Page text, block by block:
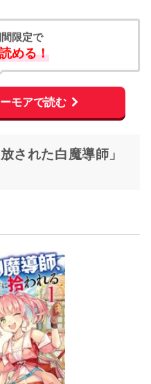
限定で
める！
モアで読む
された白魔導師」